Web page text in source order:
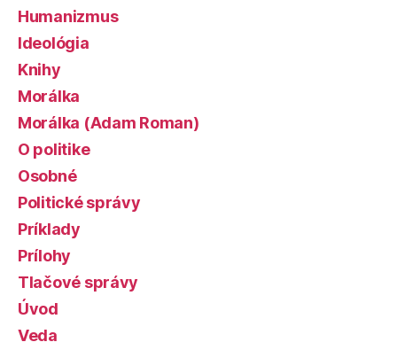
Humanizmus
Ideológia
Knihy
Morálka
Morálka (Adam Roman)
O politike
Osobné
Politické správy
Príklady
Prílohy
Tlačové správy
Úvod
Veda